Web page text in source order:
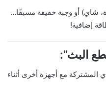
شاي) أو وجبة خفيفة مسبقًا…
إضافية!
البث”:
مع أجهزة أخرى أثناء